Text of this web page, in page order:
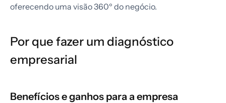
oferecendo uma visão 360º do negócio.
Por que fazer um diagnóstico
empresarial
Benefícios e ganhos para a empresa